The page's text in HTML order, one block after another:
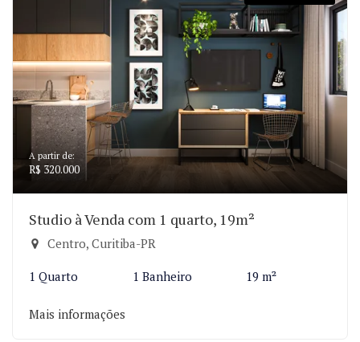
A partir de:
R$ 320.000
Studio à Venda com 1 quarto, 19m²
Centro, Curitiba-PR
1 Quarto 1 Banheiro 19 m²
Mais informações